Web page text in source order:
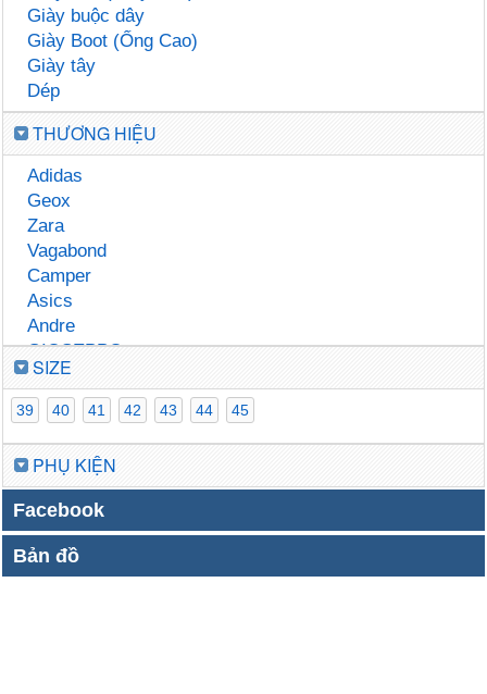
Giày buộc dây
Giày Boot (Ống Cao)
Giày tây
Dép
THƯƠNG HIỆU
Adidas
Geox
Zara
Vagabond
Camper
Asics
Andre
GIOSEPPO
Clarks
Timberland
SIZE
39 40 41 42 43 44 45
PHỤ KIỆN
Facebook
Bản đồ